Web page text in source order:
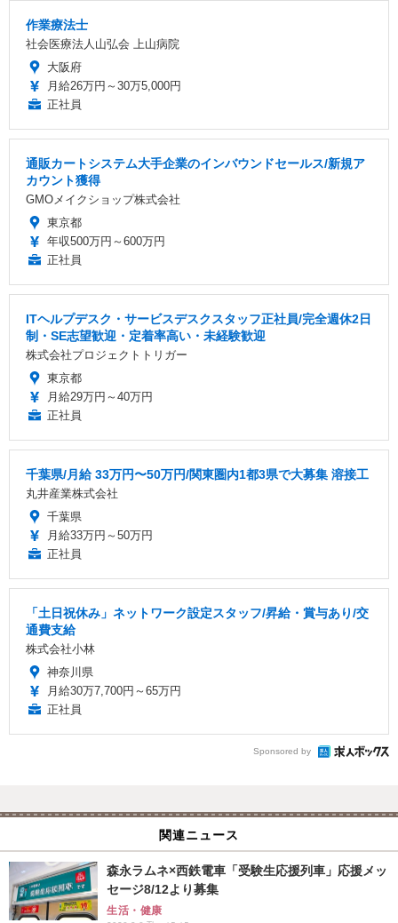
作業療法士
社会医療法人山弘会 上山病院
大阪府
月給26万円～30万5,000円
正社員
通販カートシステム大手企業のインバウンドセールス/新規ア
カウント獲得
GMOメイクショップ株式会社
東京都
年収500万円～600万円
正社員
ITヘルプデスク・サービスデスクスタッフ正社員/完全週休2日
制・SE志望歓迎・定着率高い・未経験歓迎
株式会社プロジェクトトリガー
東京都
月給29万円～40万円
正社員
千葉県/月給 33万円〜50万円/関東圏内1都3県で大募集 溶接工
丸井産業株式会社
千葉県
月給33万円～50万円
正社員
「土日祝休み」ネットワーク設定スタッフ/昇給・賞与あり/交
通費支給
株式会社小林
神奈川県
月給30万7,700円～65万円
正社員
Sponsored by
関連ニュース
森永ラムネ×西鉄電車「受験生応援列車」応援メッ
セージ8/12より募集
生活・健康